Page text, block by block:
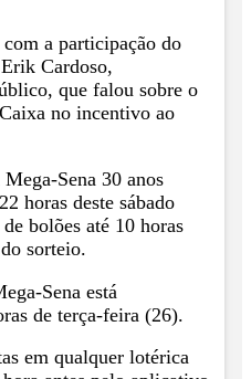
a participação do
Cardoso,
que falou sobre o
no incentivo ao
Sena 30 anos
horas deste sábado
bolões até 10 horas
sorteio.
Sena está
de terça-feira (26).
em qualquer lotérica